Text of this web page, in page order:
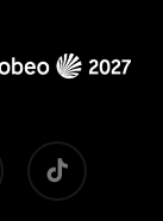
tiktok